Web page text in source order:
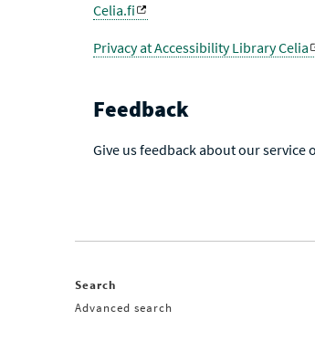
Celia.fi
Privacy at Accessibility Library Celia
Feedback
Give us feedback about our service
Search
Advanced search